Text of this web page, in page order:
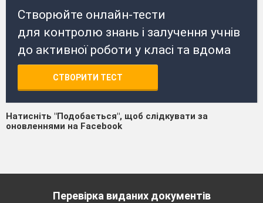
Створюйте онлайн-тести
для контролю знань і залучення учнів
до активної роботи у класі та вдома
СТВОРИТИ ТЕСТ
Натисніть "Подобається", щоб слідкувати за
оновленнями на Facebook
Перевірка виданих документів